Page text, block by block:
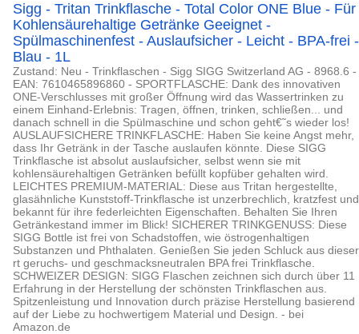
Sigg - Tritan Trinkflasche - Total Color ONE Blue - Für
Kohlensäurehaltige Getränke Geeignet -
Spülmaschinenfest - Auslaufsicher - Leicht - BPA-frei -
Blau - 1L
Zustand: Neu - Trinkflaschen - Sigg SIGG Switzerland AG - 8968.6 -
EAN: 7610465896860 - SPORTFLASCHE: Dank des innovativen
ONE-Verschlusses mit großer Öffnung wird das Wassertrinken zu
einem Einhand-Erlebnis: Tragen, öffnen, trinken, schließen... und
danach schnell in die Spülmaschine und schon geht€˜s wieder los!
AUSLAUFSICHERE TRINKFLASCHE: Haben Sie keine Angst mehr,
dass Ihr Getränk in der Tasche auslaufen könnte. Diese SIGG
Trinkflasche ist absolut auslaufsicher, selbst wenn sie mit
kohlensäurehaltigen Getränken befüllt kopfüber gehalten wird.
LEICHTES PREMIUM-MATERIAL: Diese aus Tritan hergestellte,
glasähnliche Kunststoff-Trinkflasche ist unzerbrechlich, kratzfest und
bekannt für ihre federleichten Eigenschaften. Behalten Sie Ihren
Getränkestand immer im Blick! SICHERER TRINKGENUSS: Diese
SIGG Bottle ist frei von Schadstoffen, wie östrogenhaltigen
Substanzen und Phthalaten. Genießen Sie jeden Schluck aus dieser
rt geruchs- und geschmacksneutralen BPA frei Trinkflasche.
SCHWEIZER DESIGN: SIGG Flaschen zeichnen sich durch über 11
Erfahrung in der Herstellung der schönsten Trinkflaschen aus.
Spitzenleistung und Innovation durch präzise Herstellung basierend
auf der Liebe zu hochwertigem Material und Design. - bei
Amazon.de